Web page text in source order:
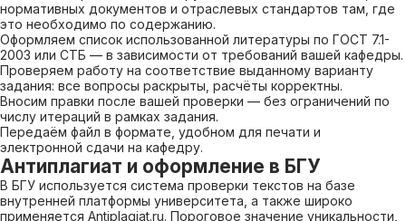
нормативных документов и отраслевых стандартов там, где
это необходимо по содержанию.
Оформляем список использованной литературы по ГОСТ 7.1-
2003 или СТБ — в зависимости от требований вашей кафедры.
Проверяем работу на соответствие выданному варианту
задания: все вопросы раскрыты, расчёты корректны.
Вносим правки после вашей проверки — без ограничений по
числу итераций в рамках задания.
Передаём файл в формате, удобном для печати и
электронной сдачи на кафедру.
Антиплагиат и оформление в БГУ
В БГУ используется система проверки текстов на базе
внутренней платформы университета, а также широко
применяется Antiplagiat.ru. Пороговое значение уникальности,